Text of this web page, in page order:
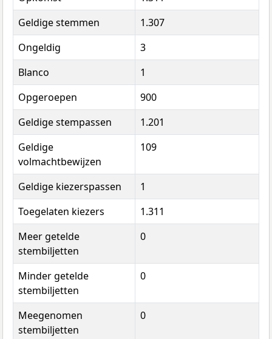
Geldige stemmen
1.307
Ongeldig
3
Blanco
1
Opgeroepen
900
Geldige stempassen
1.201
Geldige
volmachtbewijzen
109
Geldige kiezerspassen
1
Toegelaten kiezers
1.311
Meer getelde
stembiljetten
0
Minder getelde
stembiljetten
0
Meegenomen
stembiljetten
0